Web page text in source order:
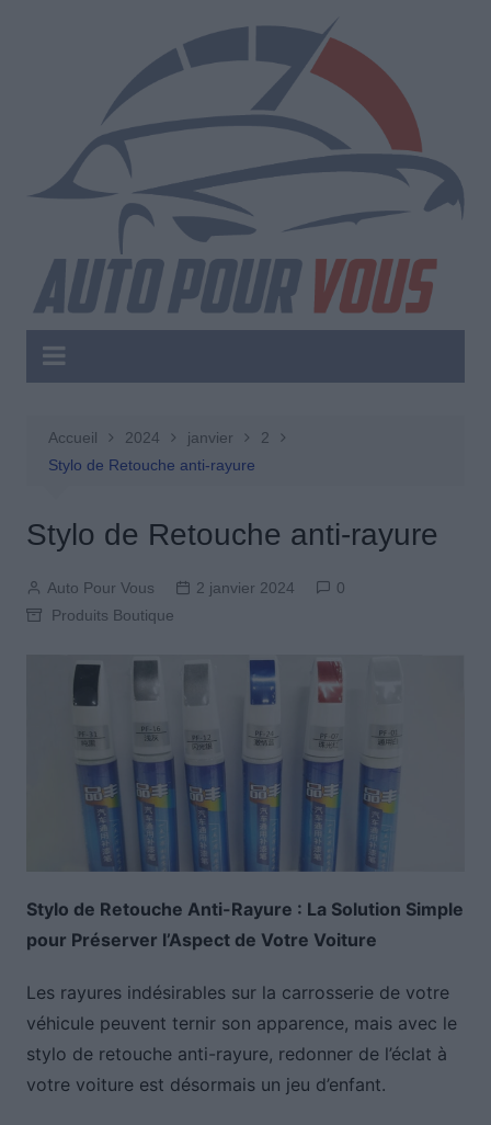
Accueil 2024 janvier
2
Stylo de Retouche anti-rayure
Stylo de Retouche anti-rayure
Auto Pour Vous 2 janvier 2024
0
Produits Boutique
Stylo de Retouche Anti-Rayure : La Solution Simple
pour Préserver l’Aspect de Votre Voiture
Les rayures indésirables sur la carrosserie de votre
véhicule peuvent ternir son apparence, mais avec le
stylo de retouche anti-rayure, redonner de l’éclat à
votre voiture est désormais un jeu d’enfant.